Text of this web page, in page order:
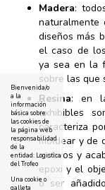
Madera:
diseños más
el caso de
ya sea en la
sobre las que
Resina: en
exhibibles
caracteriza
moldear y de
motivos y
epoxi y el
o ser
Bienvenida/o
a la
información
básica sobre
las cookies de
la página web
responsabilidad
de la
entidad: Logistica
del Trofeo
Una cookie o
galleta